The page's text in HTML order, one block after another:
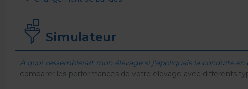
Simulateur
À quoi ressemblerait mon élevage si j'appliquais la conduite en
comparer les performances de votre élevage avec différents